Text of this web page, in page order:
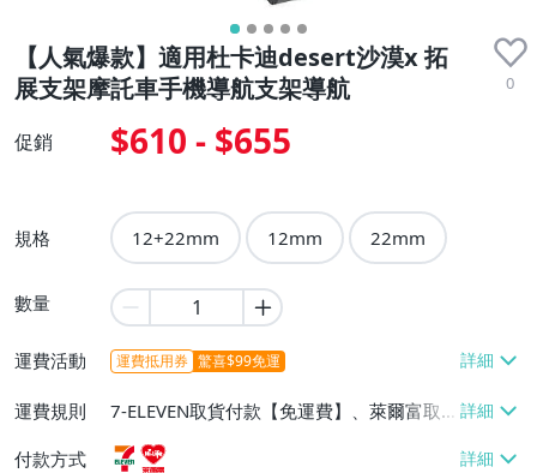
【人氣爆款】適用杜卡迪desert沙漠x 拓
展支架摩託車手機導航支架導航
0
促銷 $610 - $655
規格 12+22mm 12mm 22mm
數量
運費活動 運費抵用券 驚喜$99免運
運費規則
7-ELEVEN取貨付款【免運費】、萊爾富取
貨付款【免運費】
付款方式